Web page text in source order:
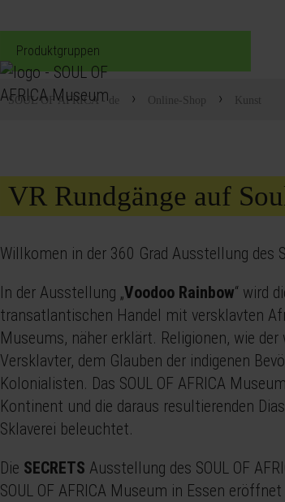
Produktgruppen
SOUL OF AFRICA - de › Online-Shop › Kunst
VR Rundgänge auf
Willkomen in der 360 Grad Ausstellung des
In der Ausstellung „Voodoo Rainbow“ wird
transatlantischen Handel mit versklavten
Museums, näher erklärt. Religionen, wie
Versklavter, dem Glauben der indigenen
Kolonialisten. Das SOUL OF AFRICA
Kontinent und die daraus resultierenden
Sklaverei beleuchtet.
Die SECRETS Ausstellung des SOUL OF
SOUL OF AFRICA Museum in Essen